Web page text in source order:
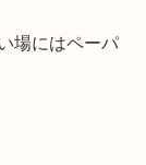
場にはペーパ